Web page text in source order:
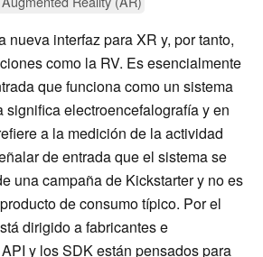
nueva interfaz para XR y, por tanto,
como la RV. Es esencialmente
que funciona como un sistema
significa electroencefalografía y en
a la medición de la actividad
de entrada que el sistema se
una campaña de Kickstarter y no es
de consumo típico. Por el
dirigido a fabricantes e
y los SDK están pensados para